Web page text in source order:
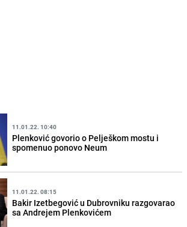
11.01.22. 10:40
Plenković govorio o Pelješkom mostu i
spomenuo ponovo Neum
11.01.22. 08:15
Bakir Izetbegović u Dubrovniku razgovarao
sa Andrejem Plenkovićem